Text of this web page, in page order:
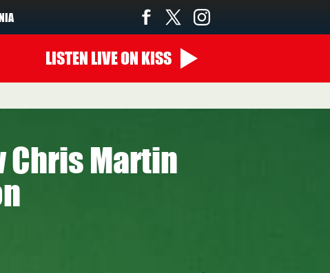
LISTEN LIVEON KISS
Chris Martin